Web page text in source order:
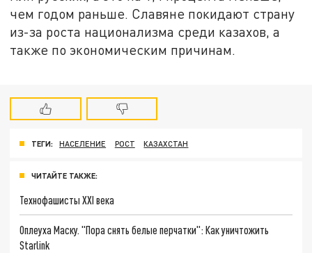
чем годом раньше. Славяне покидают страну
из-за роста национализма среди казахов, а
также по экономическим причинам.
ТЕГИ: НАСЕЛЕНИЕ РОСТ КАЗАХСТАН
ЧИТАЙТЕ ТАКЖЕ:
Технофашисты XXI века
Оплеуха Маску. "Пора снять белые перчатки": Как уничтожить
Starlink